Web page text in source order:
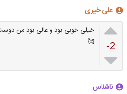
علی خیری

-2

خیلی خوبی بود و عالی بود من
🥰
ناشناس